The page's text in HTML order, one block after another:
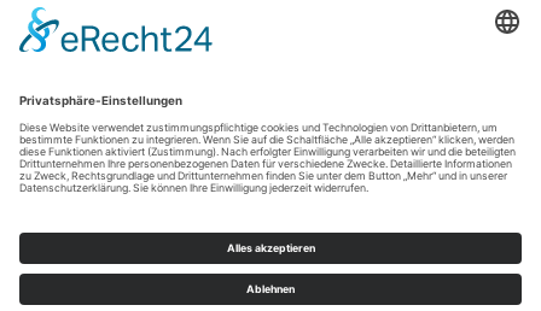
ANFRAGE SENDEN
KONTAKT FÜR RENTNER:INNEN
ANFRAGE SENDEN